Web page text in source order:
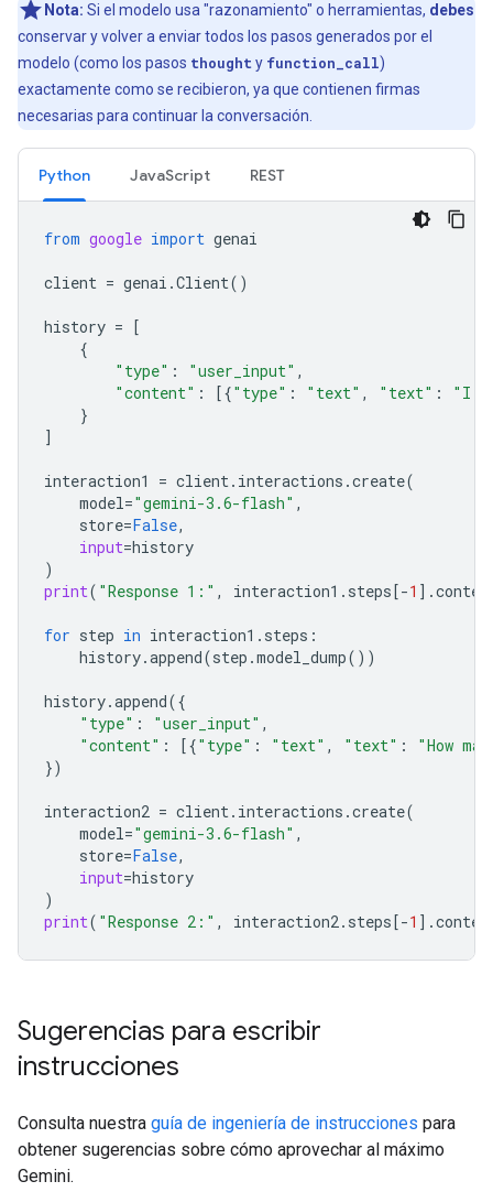
Nota: Si el modelo usa "razonamiento" o herramientas, debes
conservar y volver a enviar todos los pasos generados por el
modelo (como los pasos thought y function_call)
exactamente como se recibieron, ya que contienen firmas
necesarias para continuar la conversación.
Python JavaScript REST
from google import genai
client = genai .Client()
history = [
{
"type" : "user_input" ,
"content" : [{"type" : "text" , "text" :
"I
}
]
interaction1 = client. interactions .create(
model="gemini-3.6-flash" ,
store=False,
input=history
)
print( "Response 1:" , interaction1 . steps[-1 ] .
for step in interaction1 . steps :
history.append(step .model_dump())
history.append({
"type" : "user_input" ,
"content" : [{"type" : "text" , "text" :
"How
})
interaction2 = client. interactions .create(
model="gemini-3.6-flash" ,
store=False,
input=history
)
print( "Response 2:" , interaction2. steps[-1 ] .
Sugerencias para escribir
instrucciones
Consulta nuestra guía de ingeniería de instrucciones para
obtener sugerencias sobre cómo aprovechar al máximo
Gemini.